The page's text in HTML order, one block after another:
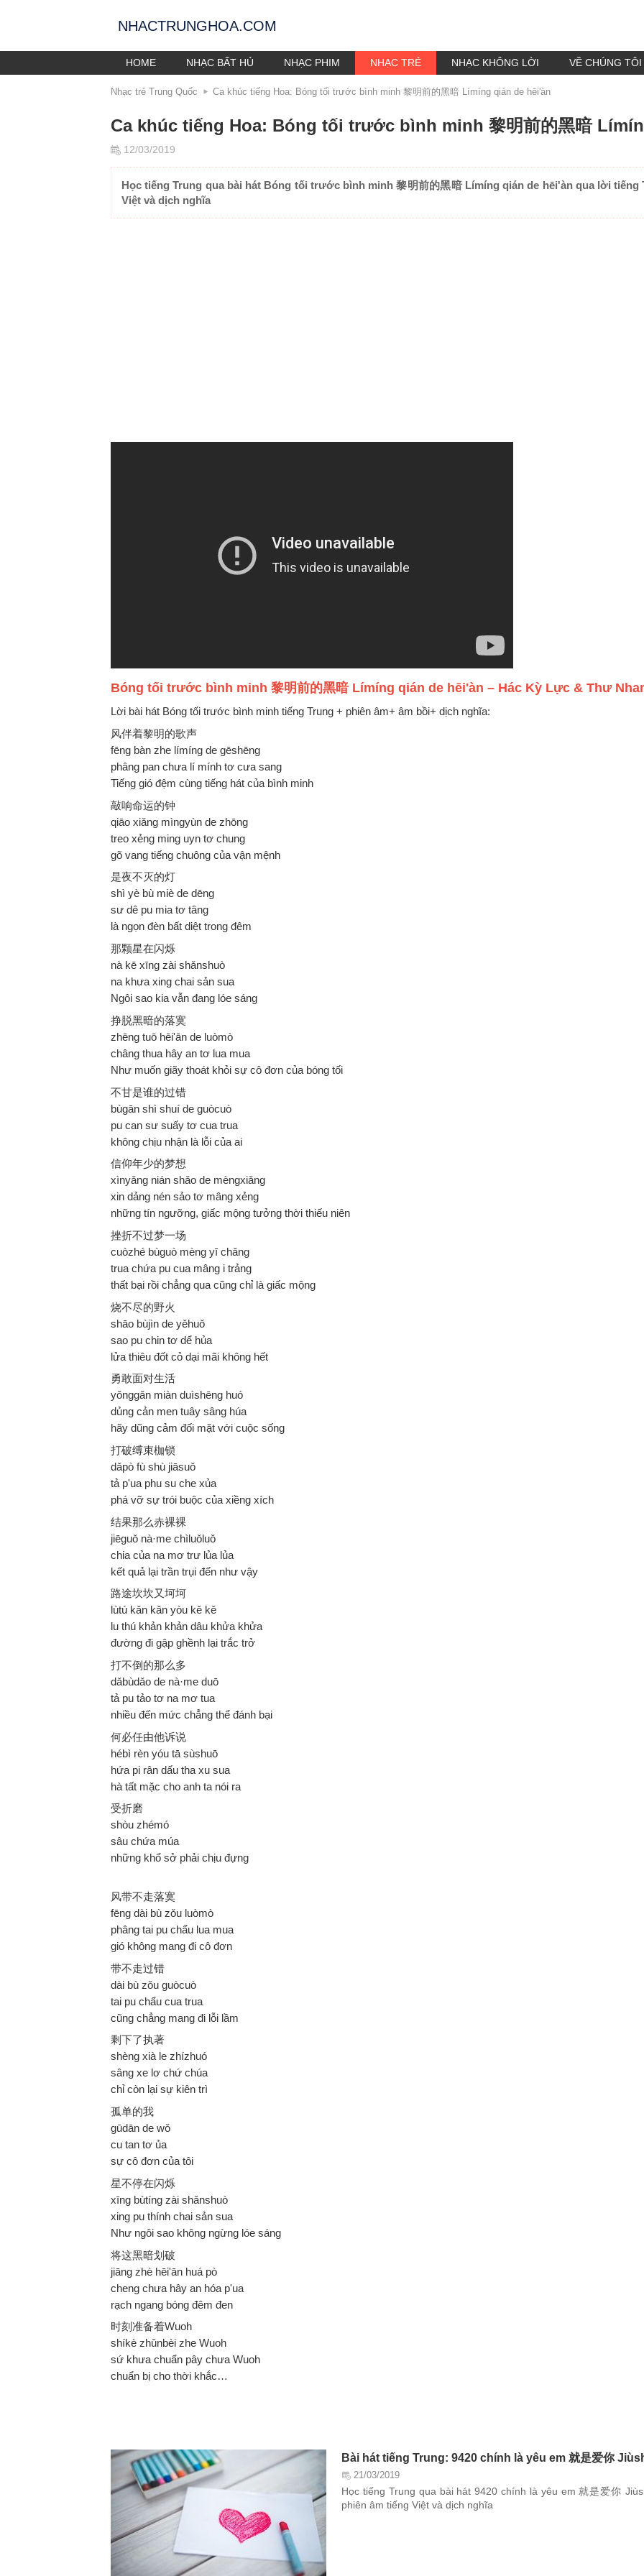
NHACTRUNGHOA.COM
HOME NHẠC BẤT HỦ NHẠC PHIM NHẠC TRẺ NHẠC KHÔNG LỜI VỀ CHÚNG TÔI
Nhạc trẻ Trung Quốc Ca khúc tiếng Hoa: Bóng tối trước bình minh 黎明前的黑暗 Límíng qián de hēi'àn
Ca khúc tiếng Hoa: Bóng tối trước bình minh 黎明前的黑暗
12/03/2019
Học tiếng Trung qua bài hát Bóng tối trước bình minh 黎明前的黑暗 Límíng qián de hēi'àn qua lời tiếng
Việt và dịch nghĩa
Bóng tối trước bình minh 黎明前的黑暗 Límíng qián de hēi'àn – Hác Kỳ Lực & Thư
Lời bài hát Bóng tối trước bình minh tiếng Trung + phiên âm+ âm bồi+ dịch nghĩa:
风伴着黎明的歌声
fēng bàn zhe límíng de gēshēng
phâng pan chưa lí mính tơ cưa sang
Tiếng gió đệm cùng tiếng hát của bình minh
敲响命运的钟
qiāo xiǎng mìngyùn de zhōng
treo xẻng ming uyn tơ chung
gõ vang tiếng chuông của vận mệnh
是夜不灭的灯
shì yè bù miè de dēng
sư dê pu mia tơ tâng
là ngọn đèn bất diệt trong đêm
那颗星在闪烁
nà kē xīng zài shǎnshuò
na khưa xing chai sản sua
Ngôi sao kia vẫn đang lóe sáng
挣脱黑暗的落寞
zhēng tuō hēi'ān de luòmò
châng thua hây an tơ lua mua
Như muốn giãy thoát khỏi sự cô đơn của bóng tối
不甘是谁的过错
bùgān shì shuí de guòcuò
pu can sư suấy tơ cua trua
không chịu nhận là lỗi của ai
信仰年少的梦想
xìnyǎng nián shǎo de mèngxiǎng
xin dảng nén sảo tơ mâng xẻng
những tín ngưỡng, giấc mộng tưởng thời thiếu niên
挫折不过梦一场
cuòzhé bùguò mèng yī chǎng
trua chứa pu cua mâng i trảng
thất bại rồi chẳng qua cũng chỉ là giấc mộng
烧不尽的野火
shāo bùjìn de yěhuǒ
sao pu chin tơ dể hủa
lửa thiêu đốt cỏ dại mãi không hết
勇敢面对生活
yǒnggǎn miàn duìshēng huó
dủng cản men tuây sâng húa
hãy dũng cảm đối mặt với cuộc sống
打破缚束枷锁
dǎpò fù shù jiāsuǒ
tả p'ua phu su che xủa
phá vỡ sự trói buộc của xiềng xích
结果那么赤裸裸
jiēguǒ nà·me chìluǒluǒ
chia của na mơ trư lủa lủa
kết quả lại trần trụi đến như vậy
路途坎坎又坷坷
lùtú kǎn kǎn yòu kě kě
lu thú khản khản dâu khửa khửa
đường đi gập ghềnh lại trắc trở
打不倒的那么多
dǎbùdǎo de nà·me duō
tả pu tảo tơ na mơ tua
nhiều đến mức chẳng thể đánh bại
何必任由他诉说
hébì rèn yóu tā sùshuō
hứa pi rân dấu tha xu sua
hà tất mặc cho anh ta nói ra
受折磨
shòu zhémó
sâu chứa múa
những khổ sở phải chịu đựng
风带不走落寞
fēng dài bù zǒu luòmò
phâng tai pu chẩu lua mua
gió không mang đi cô đơn
带不走过错
dài bù zǒu guòcuò
tai pu chẩu cua trua
cũng chẳng mang đi lỗi lầm
剩下了执著
shèng xià le zhízhuó
sâng xe lơ chứ chúa
chỉ còn lại sự kiên trì
孤单的我
gūdān de wǒ
cu tan tơ ủa
sự cô đơn của tôi
星不停在闪烁
xīng bùtíng zài shǎnshuò
xing pu thính chai sản sua
Như ngôi sao không ngừng lóe sáng
将这黑暗划破
jiāng zhè hēi'ān huá pò
cheng chưa hây an hóa p'ua
rạch ngang bóng đêm đen
时刻准备着Wuoh
shíkè zhǔnbèi zhe Wuoh
sứ khưa chuẩn pây chưa Wuoh
chuẩn bị cho thời khắc…
Bài hát tiếng Trung: 9420 chính là yêu em 就是爱你
21/03/2019
Học tiếng Trung qua bài hát 9420 chính là yêu em 就是爱你
phiên âm tiếng Việt và dịch nghĩa